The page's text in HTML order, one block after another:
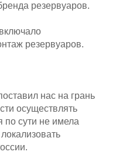
резервуаров.
резервуаров.
нас на грань
осуществлять
по сути не имела